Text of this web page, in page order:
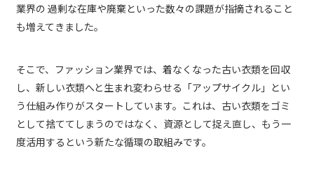
業界の 過剰な在庫や廃棄といった数々の課題が指摘されること
も増えてきました。
そこで、ファッション業界では、着なくなった古い衣類を回収
し、新しい衣類へと生まれ変わらせる「アップサイクル」とい
う仕組み作りがスタートしています。これは、古い衣類をゴミ
として捨ててしまうのではなく、資源として捉え直し、もう一
度活用するという新たな循環の取組みです。